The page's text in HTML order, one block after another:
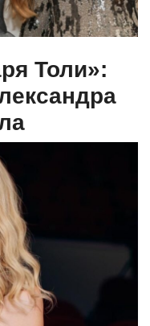
Толи»: